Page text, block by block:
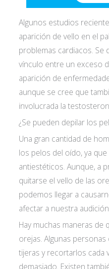
Acepto las
Algunos estudios
aparición de vello en el
problemas cardiacos.
vínculo entre un exceso
aparición de
aunque se cree que
involucrada la
¿Se pueden depilar los
Una gran cantidad de
los pelos del oído, ya
antiestéticos. Aunque, a
quitarse el vello de las
podemos llegar a
afectar a nuestra
Hay muchas maneras de
orejas. Algunas
tijeras y recortarlos cada
demasiado. Existen